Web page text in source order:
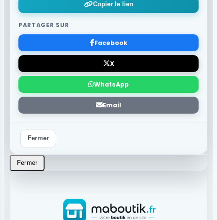
Copier le lien
PARTAGER SUR
Facebook
X
WhatsApp
Email
Fermer
Fermer